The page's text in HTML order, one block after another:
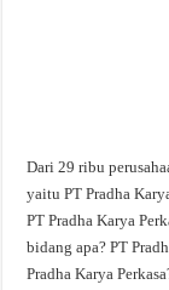
Dari 29 ribu
yaitu PT Pradha
PT Pradha Karya
bidang apa? PT
Pradha Karya